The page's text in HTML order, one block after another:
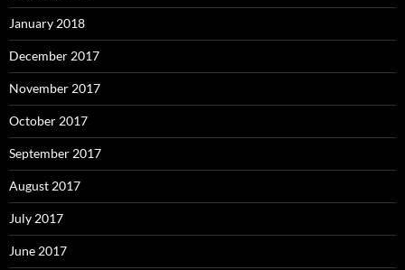
January 2018
December 2017
November 2017
October 2017
September 2017
August 2017
July 2017
June 2017